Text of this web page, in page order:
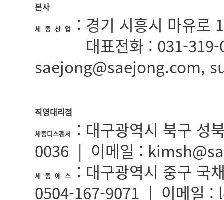
본사
세 종 산 업 : 경기 시흥시 마유로
대표전화 : 031-
saejong@saejong.com,
직영대리점
세종디스펜서
: 대구광역시 북구
0036 | 이메일 :
세 종 에 스
: 대구광역시 중구
0504-167-9071 | 이메일 :